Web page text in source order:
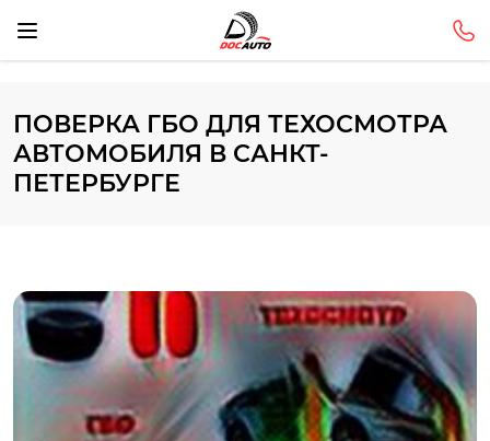
ПОВЕРКА ГБО ДЛЯ ТЕХОСМОТРА
АВТОМОБИЛЯ В САНКТ-
ПЕТЕРБУРГЕ